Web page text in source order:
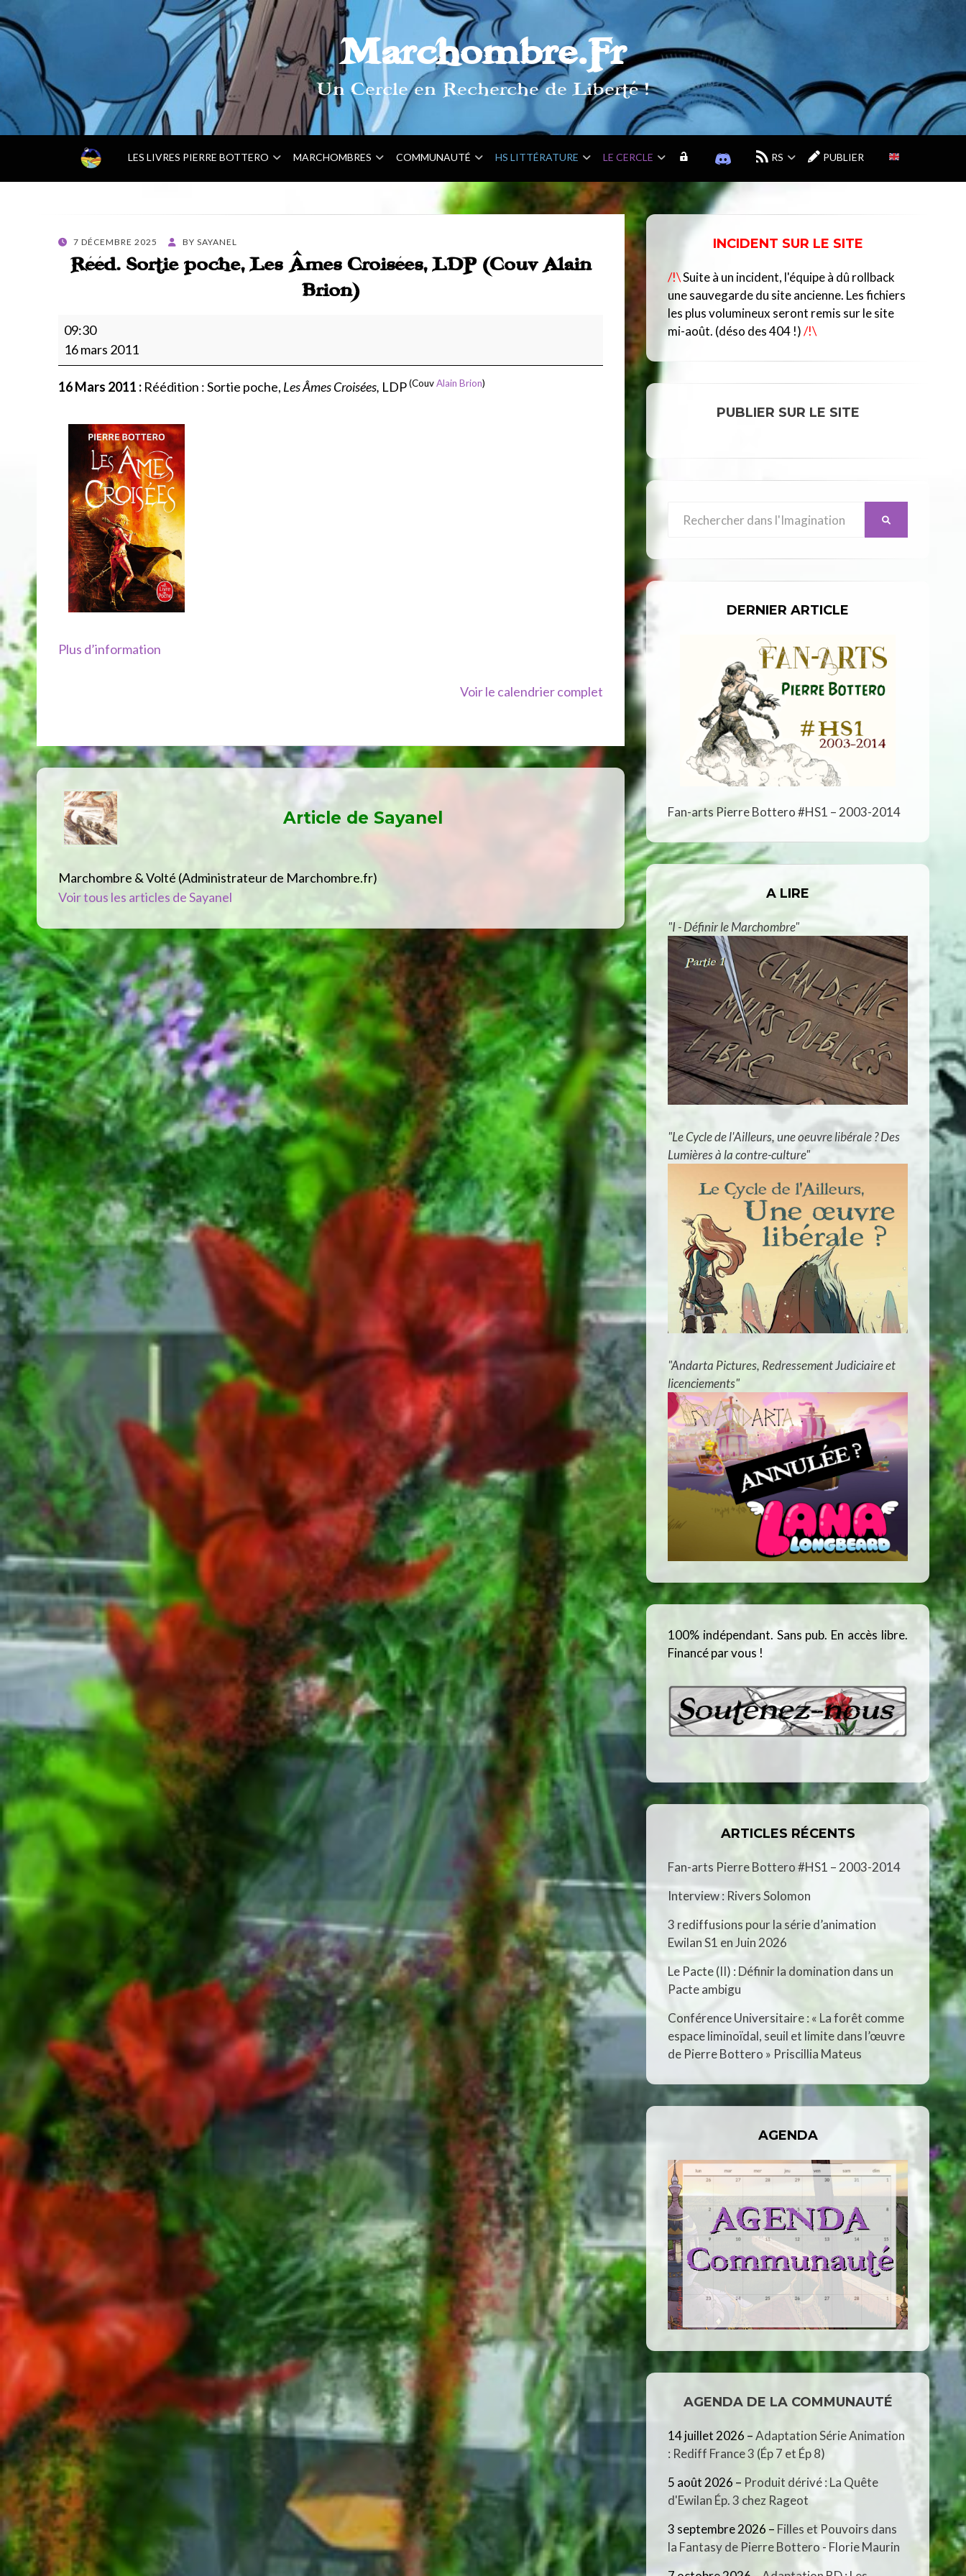
Marchombre.Fr
Un Cercle en Recherche de Liberté !
C
I
L
–
LES LIVRES PIERRE BOTTERO MARCHOMBRES COMMUNAUTÉ HS LITTÉRATURE LE CERCLE
C
O
E
S
O
D
U
C
C
RS PUBLIER
POSTED
7 DÉCEMBRE 2025 BY SAYANEL
Rééd. Sortie poche, Les Âmes Croisées, LDP (Couv Alain
Brion)
Rééd.
Sortie
poche,
Les
Croisées,
Alain
Brion)
09:30
16 mars 2011
16 Mars 2011 : Réédition : Sortie poche, Les Âmes Croisées, LDP(CouvAlain Brion)
Plus d’information
Voir le calendrier complet
Article de Sayanel
Marchombre & Volté (Administrateur de Marchombre.fr)
Voir tous les articles de Sayanel
INCIDENT SUR LE SITE
/!\Suite à un incident, l'équipe à dû rollback
une sauvegarde du site ancienne. Les fichiers
les plus volumineux seront remis sur le site
mi-août. (déso des 404 !)/!\
PUBLIER SUR LE SITE
for:
DERNIER ARTICLE
Fan-arts Pierre Bottero #HS1 – 2003-2014
A LIRE
"I - Définir le Marchombre"
"Le Cycle de l'Ailleurs, une oeuvre libérale ? Des
Lumières à la contre-culture"
"Andarta Pictures, Redressement Judiciaire et
licenciements"
100% indépendant. Sans pub. En accès libre.
Financé par vous !
ARTICLES RÉCENTS
Fan-arts Pierre Bottero #HS1 – 2003-2014
Interview : Rivers Solomon
3 rediffusions pour la série d’animation
Ewilan S1 en Juin 2026
Le Pacte (II) : Définir la domination dans un
Pacte ambigu
Conférence Universitaire : « La forêt comme
espace liminoïdal, seuil et limite dans l’œuvre
de Pierre Bottero » Priscillia Mateus
AGENDA
AGENDA DE LA COMMUNAUTÉ
14 juillet 2026 –Adaptation Série Animation
: Rediff France 3 (Ép 7 et Ép 8)
5 août 2026 – Produit dérivé : La Quête
d'Ewilan Ép. 3 chez Rageot
3 septembre 2026 – Filles et Pouvoirs dans
la Fantasy de Pierre Bottero - Florie Maurin